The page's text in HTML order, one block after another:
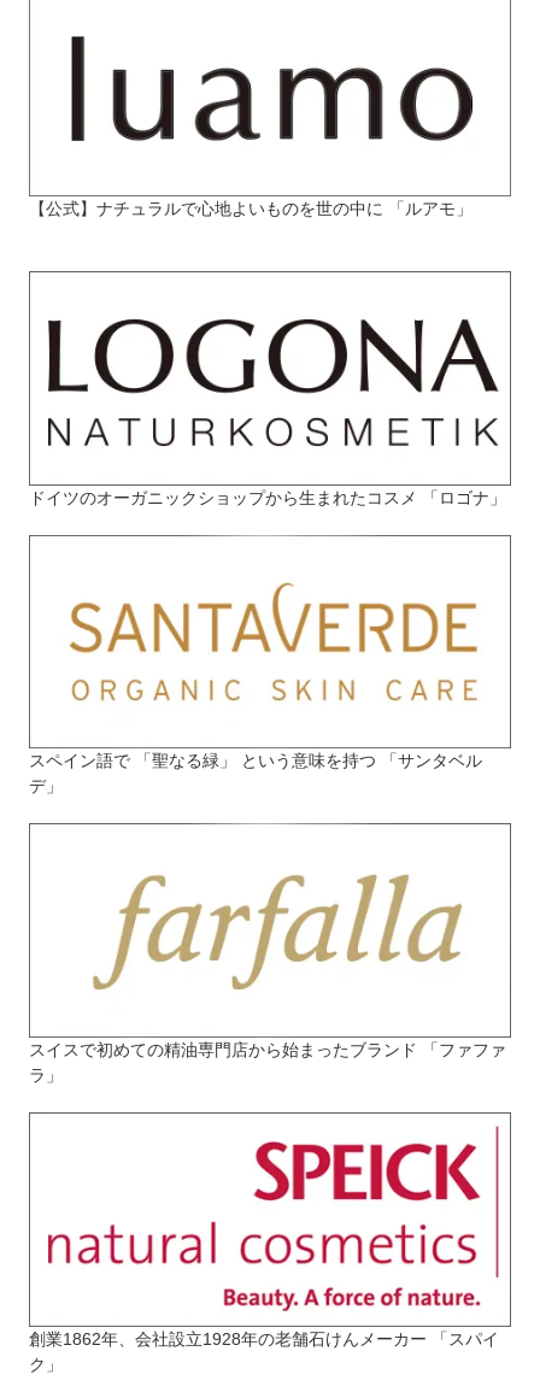
【公式】ナチュラルで心地よいものを世の中に 「ルアモ」
ドイツのオーガニックショップから生まれたコスメ 「ロゴナ」
スペイン語で 「聖なる緑」 という意味を持つ 「サンタベル
デ」
スイスで初めての精油専門店から始まったブランド 「ファファ
ラ」
創業1862年、会社設立1928年の老舗石けんメーカー 「スパイ
ク」